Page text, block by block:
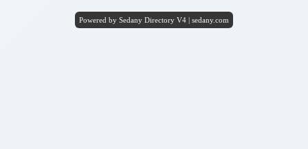
Powered by Sedany Directory V4 | sedany.com